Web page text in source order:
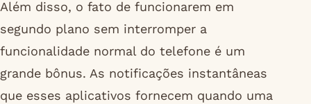
Além disso, o fato de funcionarem em
segundo plano sem interromper a
funcionalidade normal do telefone é um
grande bônus. As notificações instantâneas
que esses aplicativos fornecem quando uma